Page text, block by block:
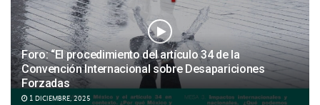
Foro: “El procedimiento del artículo 34 de la
Convención Internacional sobre Desapariciones
Forzadas
1 DICIEMBRE, 2025